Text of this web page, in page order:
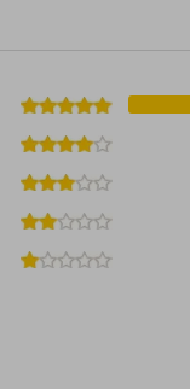
retrató
sigue resonando